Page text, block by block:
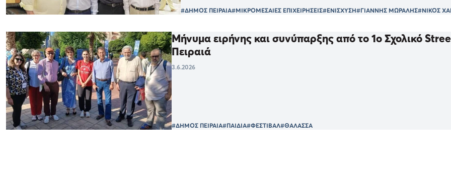
#ΔΗΜΟΣ ΠΕΙΡΑΙΑ#ΜΙΚΡΟΜΕΣΑΙΕΣ ΕΠΙΧΕΙΡΗΣΕΙΣ#ΕΝΙΣΧΥΣΗ#ΓΙΑΝΝΗΣ ΜΩΡΑΛΗΣ#ΝΙΚΟΣ
Μήνυμα ειρήνης και συνύπαρξης από το 1ο Σχολικό
Πειραιά
3.6.2026
#ΔΗΜΟΣ ΠΕΙΡΑΙΑ#ΠΑΙΔΙΑ#ΦΕΣΤΙΒΑΛ#ΘΑΛΑΣΣΑ